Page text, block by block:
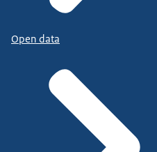
Open data